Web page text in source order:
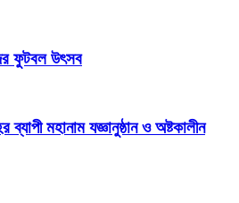
ফুটবল উৎসব
মহানাম যজ্ঞানুষ্ঠান ও অষ্টকালীন